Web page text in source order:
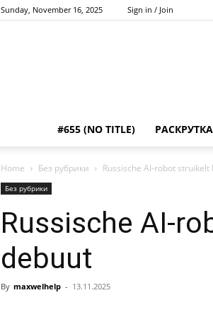
Sunday, November 16, 2025 Sign in / Join
#655 (NO TITLE)
Home Без рубрики Russische AI-robot struikelt
Без рубрики
Russische AI-
debuut
By maxwelhelp - 13.11.2025